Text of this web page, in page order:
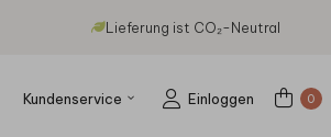
Lieferung ist CO₂-Neutral
Kundenservice Einloggen 0